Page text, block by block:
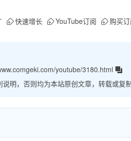
快速增长 YouTube订阅 购买
youtube/3180.html
说明，否则均为本站原创文章，转载或复